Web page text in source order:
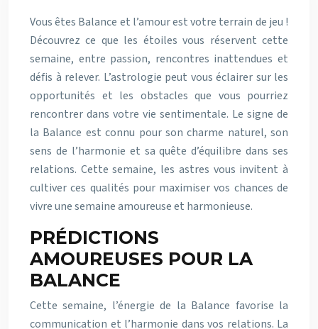
Vous êtes Balance et l’amour est votre terrain de jeu !
Découvrez ce que les étoiles vous réservent cette
semaine, entre passion, rencontres inattendues et
défis à relever. L’astrologie peut vous éclairer sur les
opportunités et les obstacles que vous pourriez
rencontrer dans votre vie sentimentale. Le signe de
la Balance est connu pour son charme naturel, son
sens de l’harmonie et sa quête d’équilibre dans ses
relations. Cette semaine, les astres vous invitent à
cultiver ces qualités pour maximiser vos chances de
vivre une semaine amoureuse et harmonieuse.
PRÉDICTIONS
AMOUREUSES POUR LA
BALANCE
Cette semaine, l’énergie de la Balance favorise la
communication et l’harmonie dans vos relations. La